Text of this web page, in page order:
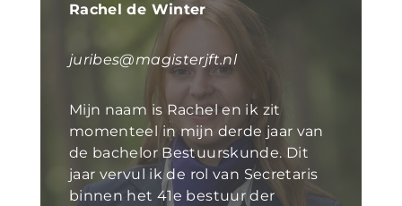
Rachel de Winter
juribes@magisterjft.nl
Mijn naam is Rachel en ik zit
momenteel in mijn derde jaar van
de bachelor Bestuurskunde. Dit
jaar vervul ik de rol van Secretaris
binnen het 41e bestuur der